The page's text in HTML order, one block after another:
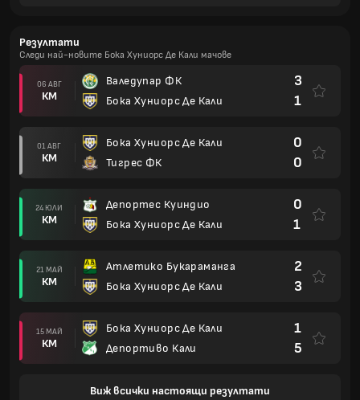
Резултати
Следи най-новите Бока Хуниорс Де Кали мачове
06 АВГ
КМ
Валедупар ФК
Бока Хуниорс Де Кали
3
1
01 АВГ
КМ
Бока Хуниорс Де Кали
Тигрес ФК
0
0
24 ЮЛИ
КМ
Депортес Куиндио
Бока Хуниорс Де Кали
0
1
21 МАЙ
КМ
Атлетико Букараманга
Бока Хуниорс Де Кали
2
3
15 МАЙ
КМ
Бока Хуниорс Де Кали
Депортиво Кали
1
5
Виж всички настоящи резултати